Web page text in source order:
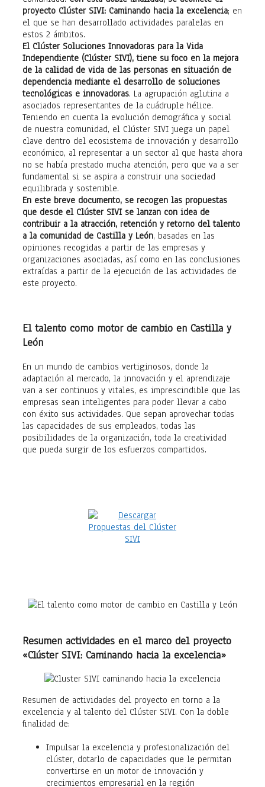
proyecto Clúster SIVI: Caminando hacia la excelencia; en
el que se han desarrollado actividades paralelas en
estos 2 ámbitos.
El Clúster Soluciones Innovadoras para la Vida
Independiente (Clúster SIVI), tiene su foco en la mejora
de la calidad de vida de las personas en situación de
dependencia mediante el desarrollo de soluciones
tecnológicas e innovadoras. La agrupación aglutina a
asociados representantes de la cuádruple hélice.
Teniendo en cuenta la evolución demográfica y social
de nuestra comunidad, el Clúster SIVI juega un papel
clave dentro del ecosistema de innovación y desarrollo
económico, al representar a un sector al que hasta ahora
no se había prestado mucha atención, pero que va a ser
fundamental si se aspira a construir una sociedad
equilibrada y sostenible.
En este breve documento, se recogen las propuestas
que desde el Clúster SIVI se lanzan con idea de
contribuir a la atracción, retención y retorno del talento
a la comunidad de Castilla y León, basadas en las
opiniones recogidas a partir de las empresas y
organizaciones asociadas, así como en las conclusiones
extraídas a partir de la ejecución de las actividades de
este proyecto.
El talento como motor de cambio en Castilla y
León
En un mundo de cambios vertiginosos, donde la
adaptación al mercado, la innovación y el aprendizaje
van a ser continuos y vitales, es imprescindible que las
empresas sean inteligentes para poder llevar a cabo
con éxito sus actividades. Que sepan aprovechar todas
las capacidades de sus empleados, todas las
posibilidades de la organización, toda la creatividad
que pueda surgir de los esfuerzos compartidos.
Resumen actividades en el marco del proyecto
«Clúster SIVI: Caminando hacia la excelencia»
Resumen de actividades del proyecto en torno a la
excelencia y al talento del Clúster SIVI. Con la doble
finalidad de:
Impulsar la excelencia y profesionalización del
clúster, dotarlo de capacidades que le permitan
convertirse en un motor de innovación y
crecimientos empresarial en la región